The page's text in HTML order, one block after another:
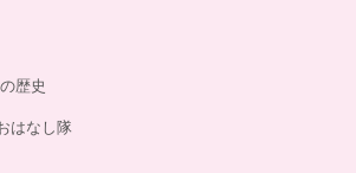
歴史
はなし隊